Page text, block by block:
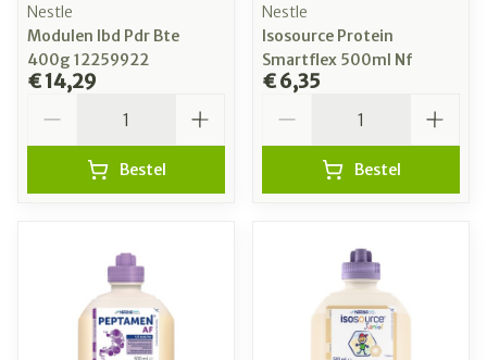
Nestle
Modulen Ibd Pdr Bte
400g 12259922
€ 14,29
Bestel
Nestle
Isosource Protein
Smartflex 500ml Nf
€ 6,35
Bestel